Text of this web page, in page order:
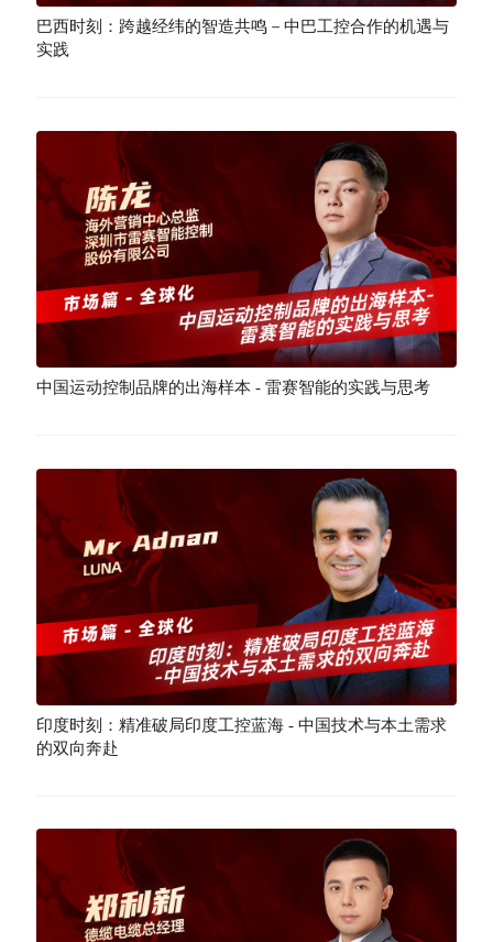
巴西时刻：跨越经纬的智造共鸣－中巴工控合作的机遇与
实践
中国运动控制品牌的出海样本 - 雷赛智能的实践与思考
印度时刻：精准破局印度工控蓝海 - 中国技术与本土需求
的双向奔赴